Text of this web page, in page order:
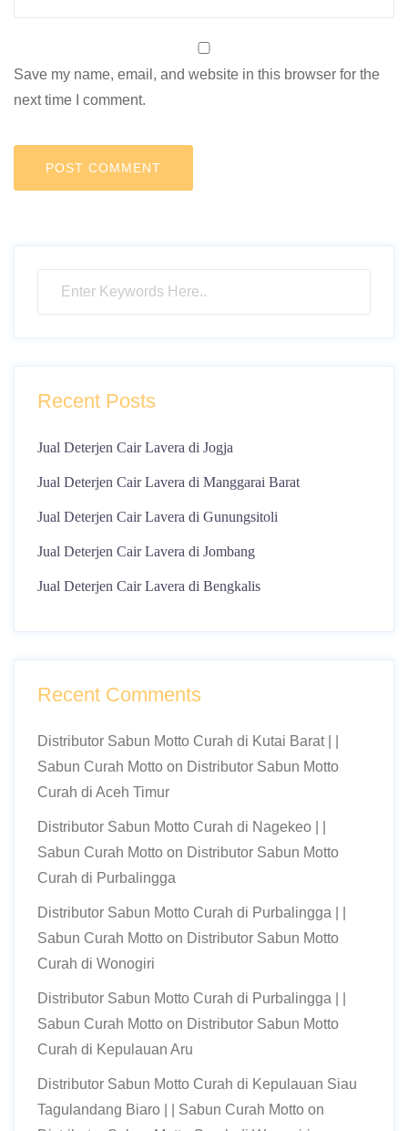
Save my name, email, and website in this browser for the
next time I comment.
Recent Posts
Jual Deterjen Cair Lavera di Jogja
Jual Deterjen Cair Lavera di Manggarai Barat
Jual Deterjen Cair Lavera di Gunungsitoli
Jual Deterjen Cair Lavera di Jombang
Jual Deterjen Cair Lavera di Bengkalis
Recent Comments
Distributor Sabun Motto Curah di Kutai Barat | |
Sabun Curah Motto on Distributor Sabun Motto
Curah di Aceh Timur
Distributor Sabun Motto Curah di Nagekeo | |
Sabun Curah Motto on Distributor Sabun Motto
Curah di Purbalingga
Distributor Sabun Motto Curah di Purbalingga | |
Sabun Curah Motto on Distributor Sabun Motto
Curah di Wonogiri
Distributor Sabun Motto Curah di Purbalingga | |
Sabun Curah Motto on Distributor Sabun Motto
Curah di Kepulauan Aru
Distributor Sabun Motto Curah di Kepulauan Siau
Tagulandang Biaro | | Sabun Curah Motto on